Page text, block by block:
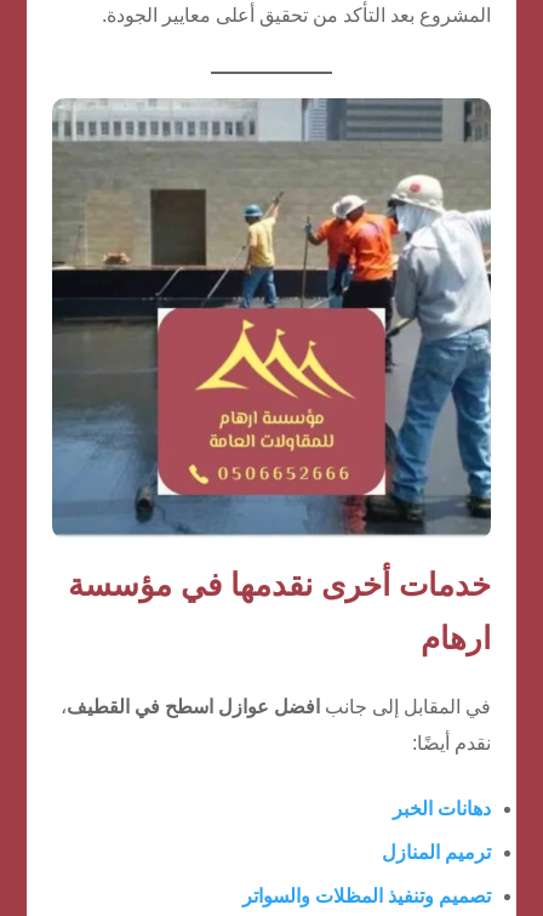
المشروع بعد التأكد من تحقيق أعلى معايير الجودة.
خدمات أخرى نقدمها في مؤسسة
ارهام
في المقابل إلى جانب افضل عوازل اسطح في القطيف،
نقدم أيضًا:
دهانات الخبر
ترميم المنازل
تصميم وتنفيذ المظلات والسواتر